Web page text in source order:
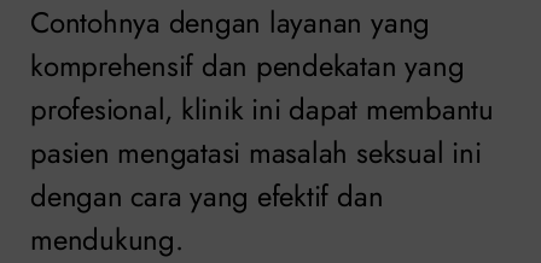
Contohnya dengan layanan yang
komprehensif dan pendekatan yang
profesional, klinik ini dapat membantu
pasien mengatasi masalah seksual ini
dengan cara yang efektif dan
mendukung.